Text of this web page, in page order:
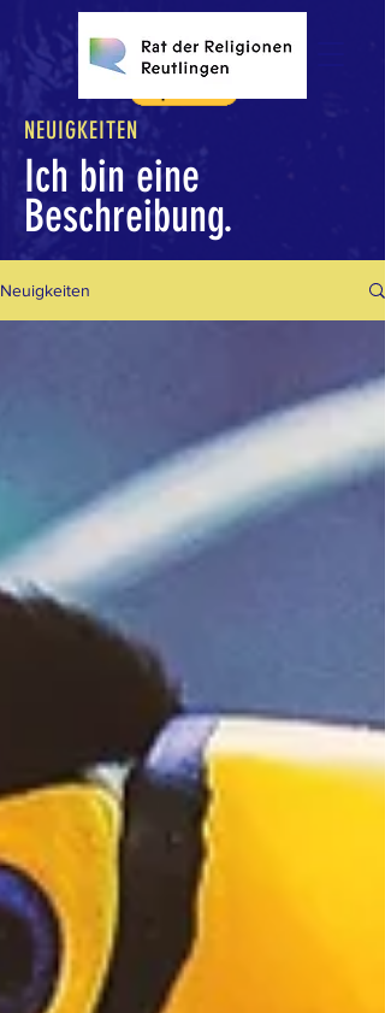
NEUIGKEITEN
Ich bin eine
Beschreibung.
Neuigkeiten